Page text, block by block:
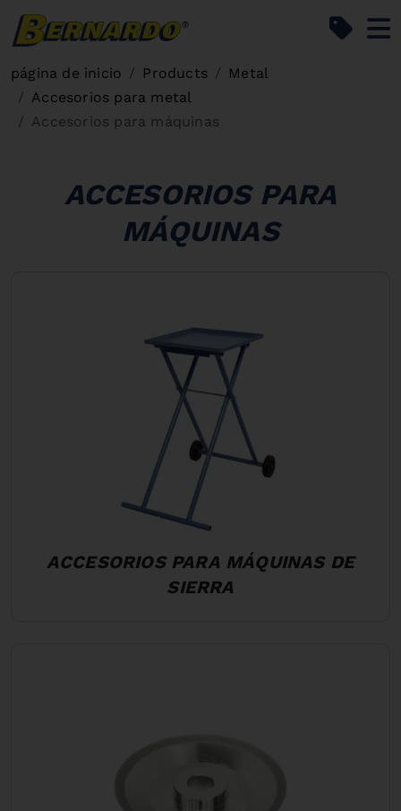
página de inicio Products
Metal
Accesorios para metal
Accesorios para máquinas
ACCESORIOS PARA
MÁQUINAS
ACCESORIOS PARA MÁQUINAS DE
SIERRA